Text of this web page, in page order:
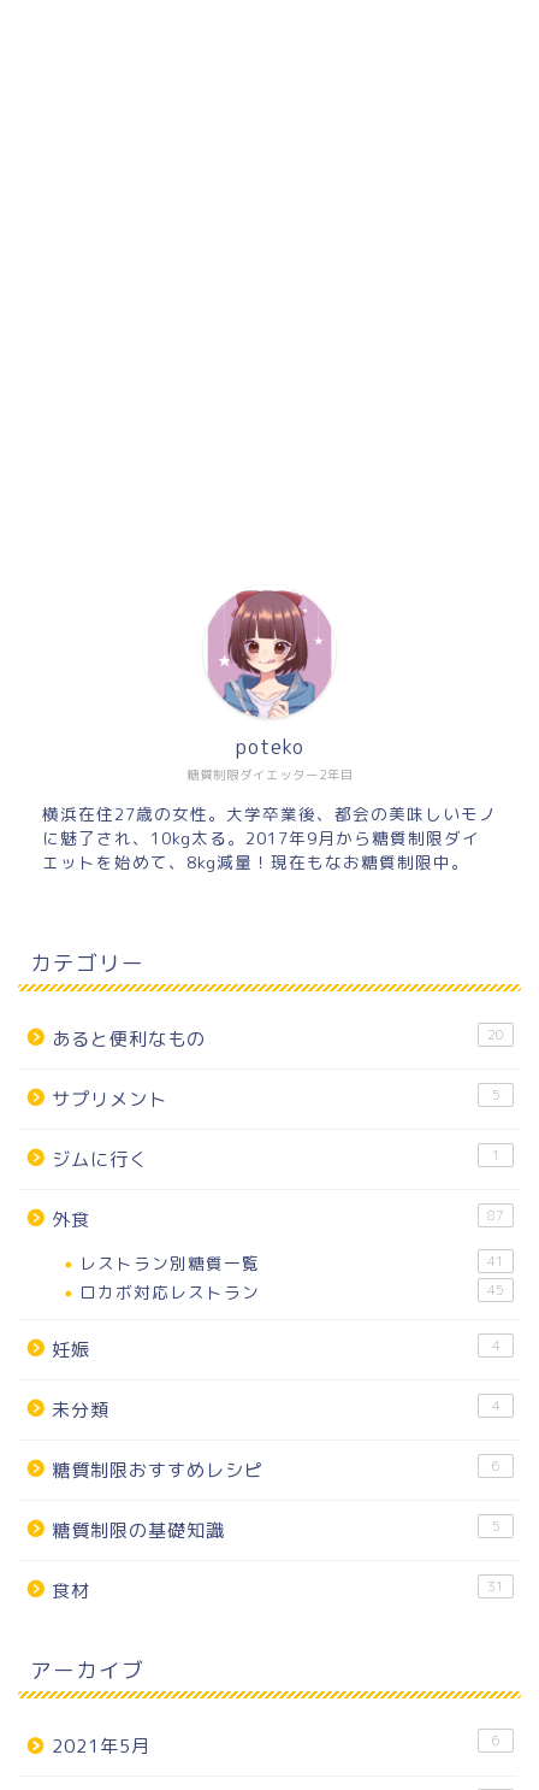
糖質制限ダイエッター2年目
poteko
横浜在住27歳の女性。大学卒業後、都会の美味しいモノ
に魅了され、10kg太る。2017年9月から糖質制限ダイ
エットを始めて、8kg減量！現在もなお糖質制限中。
カテゴリー
あると便利なもの 20
サプリメント 5
ジムに行く 1
外食 87
レストラン別糖質一覧 41
ロカボ対応レストラン 45
妊娠 4
未分類 4
糖質制限おすすめレシピ 6
糖質制限の基礎知識 5
食材 31
アーカイブ
2021年5月 6